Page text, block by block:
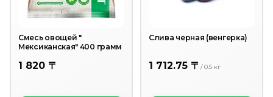
Смесь овощей "
Мексиканская" 400 грамм
1 820 〒
Слива черная (венгерка)
1 712.75 〒 /0.5 кг